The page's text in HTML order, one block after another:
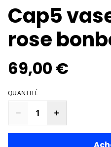
Cap5
rose
69,00 €
QUANTITÉ